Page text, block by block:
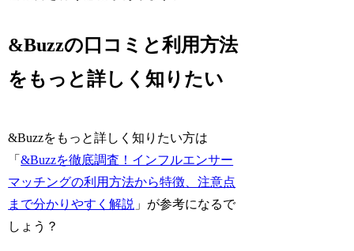
&Buzzの口コミと利用方法
をもっと詳しく知りたい
&Buzzをもっと詳しく知りたい方は
「&Buzzを徹底調査！インフルエンサー
マッチングの利用方法から特徴、注意点
まで分かりやすく解説 」が参考になるで
しょう？